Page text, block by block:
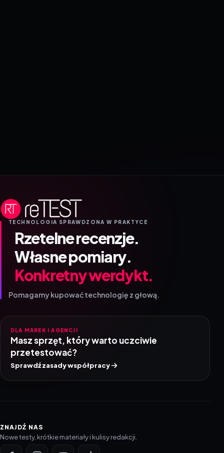
TECHNOLOGIA SPRAWDZONA W PRAKTYCE
Rzetelne recenzje.
Własne pomiary.
Konkretny werdykt.
Pomagamy kupować technologię z głową.
DLA MAREK I AGENCJI
Masz sprzęt, który warto uczciwie
przetestować?
Sprawdź zasady współpracy
ZNAJDŹ NAS
Nowe testy, krótkie materiały i kulisy redakcji.